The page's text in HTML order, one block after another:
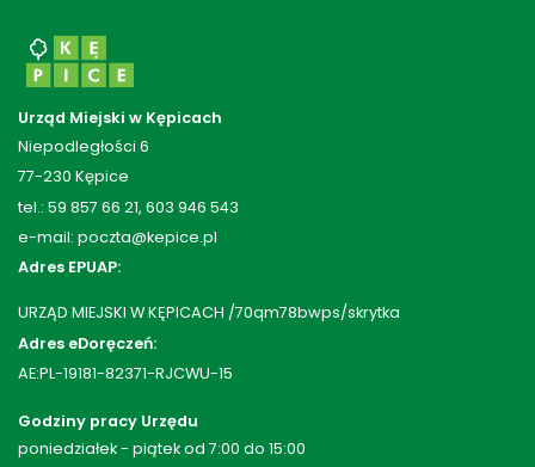
Urząd Miejski w Kępicach
Niepodległości 6
77-230 Kępice
tel.: 59 857 66 21, 603 946 543
e-mail: poczta@kepice.pl
Adres EPUAP:
URZĄD MIEJSKI W KĘPICACH /70qm78bwps/skrytka
Adres eDoręczeń:
AE:PL-19181-82371-RJCWU-15
Godziny pracy Urzędu
poniedziałek - piątek od 7:00 do 15:00